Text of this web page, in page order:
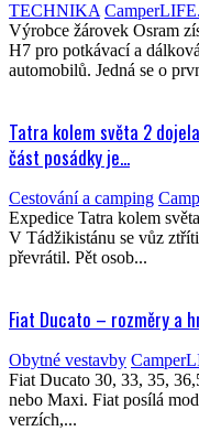
TECHNIKA
Výrobce žárovek Osram
H7 pro potkávací a
automobilů. Jedná se o
Tatra kolem světa 2
část posádky je...
Cestování a camping
Expedice Tatra kolem
V Tádžikistánu se vůz
převrátil. Pět osob...
Fiat Ducato – rozměry a
Obytné vestavby
Fiat Ducato 30, 33, 35,
nebo Maxi. Fiat posílá
verzích,...